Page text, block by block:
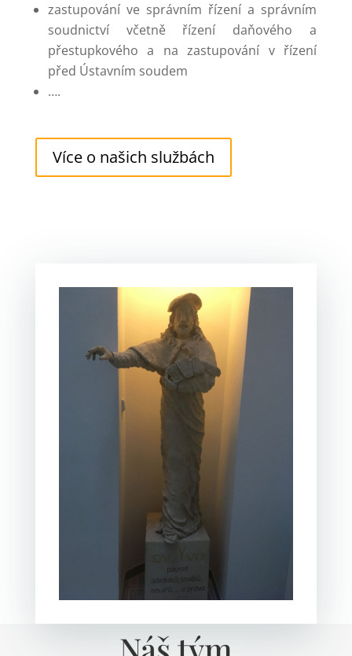
zastupování ve správním řízení a správním
soudnictví včetně řízení daňového a
přestupkového a na zastupování v řízení
před Ústavním soudem
….
Více o našich službách